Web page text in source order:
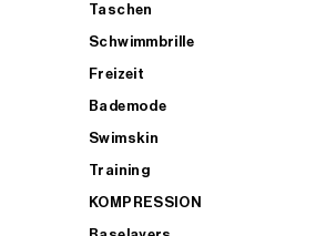
Taschen
Schwimmbrille
Freizeit
Bademode
Swimskin
Training
KOMPRESSION